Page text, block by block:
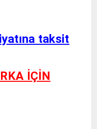
taksit
İÇİN